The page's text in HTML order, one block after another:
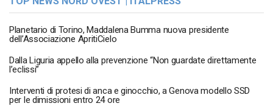
Planetario di Torino, Maddalena Bumma nuova presidente
dell’Associazione ApritiCielo
Dalla Liguria appello alla prevenzione “Non guardate direttamente
l’eclissi”
Interventi di protesi di anca e ginocchio, a Genova modello SSD
per le dimissioni entro 24 ore